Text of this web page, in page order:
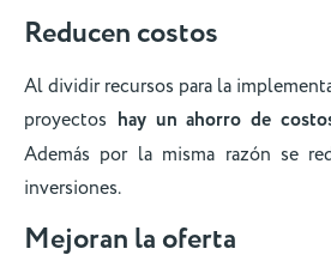
Reducen costos
Al dividir recursos para la
proyectos hay un ahorro de
Además por la misma razón se
inversiones.
Mejoran la oferta